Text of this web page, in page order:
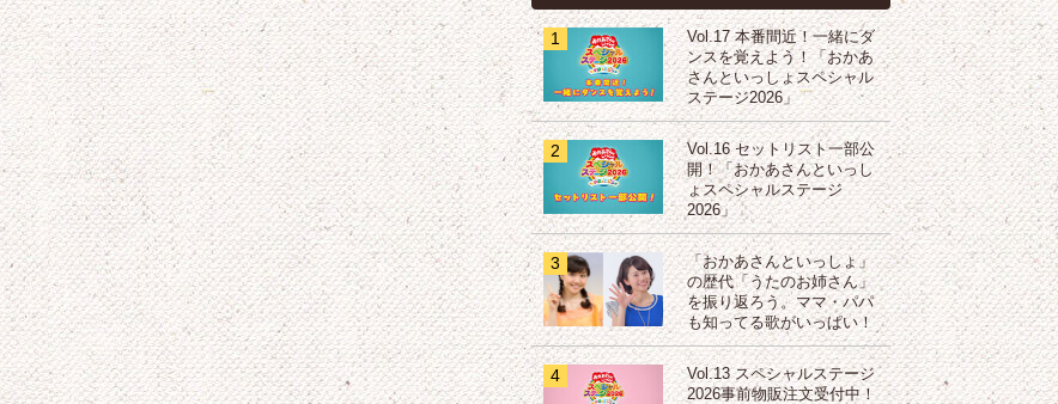
1
Vol.17 本番間近！一緒にダ
ンスを覚えよう！「おかあ
さんといっしょスペシャル
ステージ2026」
2
Vol.16 セットリスト一部公
開！「おかあさんといっし
ょスペシャルステージ
2026」
3
「おかあさんといっしょ」
の歴代「うたのお姉さん」
を振り返ろう。ママ・パパ
も知ってる歌がいっぱい！
4
Vol.13 スペシャルステージ
2026事前物販注文受付中！